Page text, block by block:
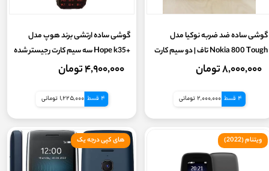
گوشی ساده ضد ضربه نوکیا مدل
Nokia 800 Tough تاف | دو سیم کارت
رم خور
۸,۰۰۰,۰۰۰ تومان
4 قسط 2,000,000 تومانی
گوشی ساده ارتشی برند هوپ مدل
+Hope k35 سه سیم کارت رجیستر شده
با کدفعالسازی (بدون گارانتی شرکتی)
۴,۹۰۰,۰۰۰ تومان
4 قسط 1,225,000 تومانی
ویتنام (2022) های کپی درجه یک